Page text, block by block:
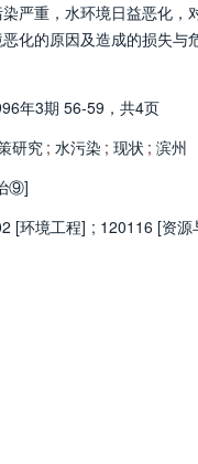
严重，水环境日益恶化
化的原因及造成的损失与
年3期 56-59， 共4页
研究 ; 水污染 ; 现状 ; 滨州
⑨]
[环境工程] ; 120116 [资源